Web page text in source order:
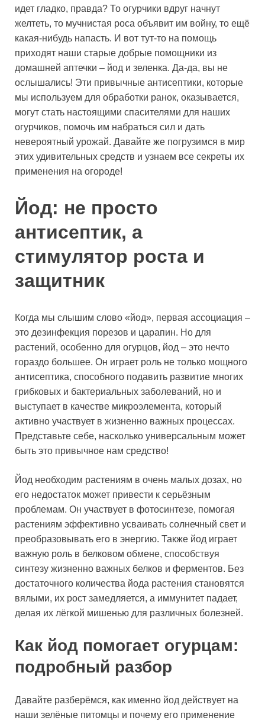
идет гладко, правда? То огурчики вдруг начнут
желтеть, то мучнистая роса объявит им войну, то ещё
какая-нибудь напасть. И вот тут-то на помощь
приходят наши старые добрые помощники из
домашней аптечки – йод и зеленка. Да-да, вы не
ослышались! Эти привычные антисептики, которые
мы используем для обработки ранок, оказывается,
могут стать настоящими спасителями для наших
огурчиков, помочь им набраться сил и дать
невероятный урожай. Давайте же погрузимся в мир
этих удивительных средств и узнаем все секреты их
применения на огороде!
Йод: не просто
антисептик, а
стимулятор роста и
защитник
Когда мы слышим слово «йод», первая ассоциация –
это дезинфекция порезов и царапин. Но для
растений, особенно для огурцов, йод – это нечто
гораздо большее. Он играет роль не только мощного
антисептика, способного подавить развитие многих
грибковых и бактериальных заболеваний, но и
выступает в качестве микроэлемента, который
активно участвует в жизненно важных процессах.
Представьте себе, насколько универсальным может
быть это привычное нам средство!
Йод необходим растениям в очень малых дозах, но
его недостаток может привести к серьёзным
проблемам. Он участвует в фотосинтезе, помогая
растениям эффективно усваивать солнечный свет и
преобразовывать его в энергию. Также йод играет
важную роль в белковом обмене, способствуя
синтезу жизненно важных белков и ферментов. Без
достаточного количества йода растения становятся
вялыми, их рост замедляется, а иммунитет падает,
делая их лёгкой мишенью для различных болезней.
Как йод помогает огурцам:
подробный разбор
Давайте разберёмся, как именно йод действует на
наши зелёные питомцы и почему его применение